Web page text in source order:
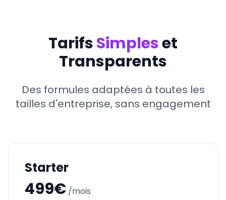
TarifsSimpleset
Transparents
Des formules adaptées à toutes les
tailles d'entreprise, sans engagement
Starter
499€ /mois